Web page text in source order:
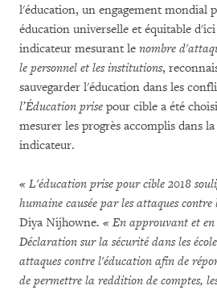
l'éducation, un engagement mondial
éducation universelle et équitable
indicateur mesurant le nombre
le personnel et les institutions,
sauvegarder l'éducation dans les
l’Éducation prise pour cible a été
mesurer les progrès accomplis dans
indicateur.
« L'éducation prise pour cible 2018
humaine causée par les attaques
Diya Nijhowne. « En approuvant et
Déclaration sur la sécurité dans les
attaques contre l'éducation afin de
de permettre la reddition de comptes,